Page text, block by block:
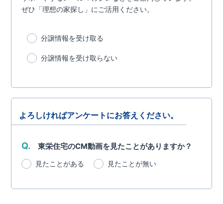
ぜひ「理想の家探し」にご活用ください。
分譲情報を受け取る
分譲情報を受け取らない
よろしければアンケートにお答えください。
Q. 東栄住宅のCM動画を見たことがありますか？
見たことがある 見たことが無い